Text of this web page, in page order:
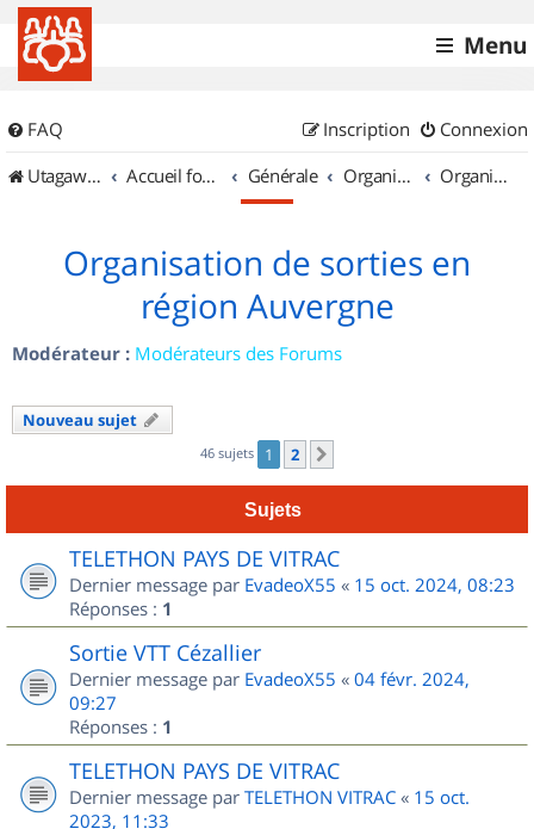
Menu
FAQ Connexion
Inscription
UtagawaVTT (Randos VTT et VTTAE avec traces GPS)
Accueil forum Générale Organisation de sorties & Recherche de partenaires Organisation de sorties en région Auvergne
Organisation de sorties en
région Auvergne
Modérateur : Modérateurs des Forums
Nouveau sujet
46 sujets 1 2
Sujets
TELETHON PAYS DE VITRAC
Dernier message par EvadeoX55 « 15 oct. 2024, 08:23
Réponses : 1
Sortie VTT Cézallier
Dernier message par EvadeoX55 « 04 févr. 2024,
09:27
Réponses : 1
TELETHON PAYS DE VITRAC
Dernier message par TELETHON VITRAC « 15 oct.
2023, 11:33